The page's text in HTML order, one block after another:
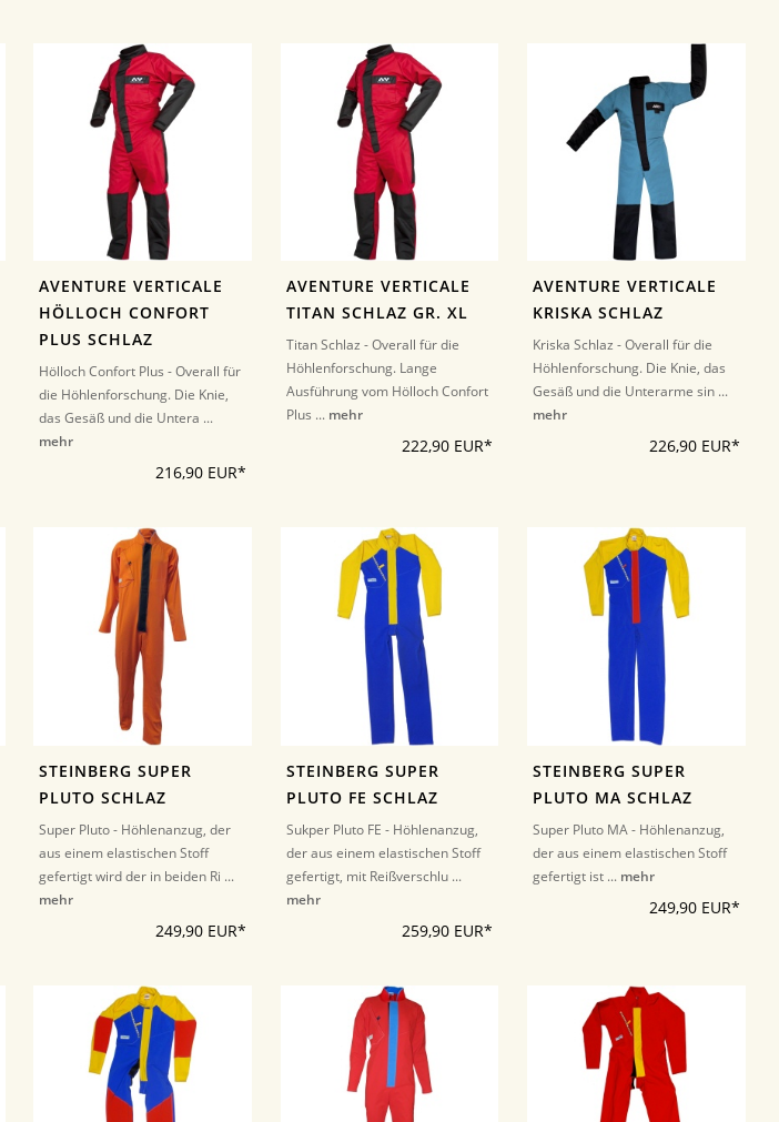
AVENTURE VERTICALE
HÖLLOCH CONFORT
PLUS SCHLAZ
Hölloch Confort Plus - Overall für
die Höhlenforschung. Die Knie,
das Gesäß und die Untera ...
mehr
216,90 EUR*
AVENTURE VERTICALE
TITAN SCHLAZ GR. XL
Titan Schlaz - Overall für die
Höhlenforschung. Lange
Ausführung vom Hölloch Confort
Plus ... mehr
222,90 EUR*
AVENTURE VERTICALE
KRISKA SCHLAZ
Kriska Schlaz - Overall für die
Höhlenforschung. Die Knie, das
Gesäß und die Unterarme sin ...
mehr
226,90 EUR*
STEINBERG SUPER
PLUTO SCHLAZ
Super Pluto - Höhlenanzug, der
aus einem elastischen Stoff
gefertigt wird der in beiden Ri ...
mehr
249,90 EUR*
STEINBERG SUPER
PLUTO FE SCHLAZ
Sukper Pluto FE - Höhlenanzug,
der aus einem elastischen Stoff
gefertigt, mit Reißverschlu ...
mehr
259,90 EUR*
STEINBERG SUPER
PLUTO MA SCHLAZ
Super Pluto MA - Höhlenanzug,
der aus einem elastischen Stoff
gefertigt ist ... mehr
249,90 EUR*